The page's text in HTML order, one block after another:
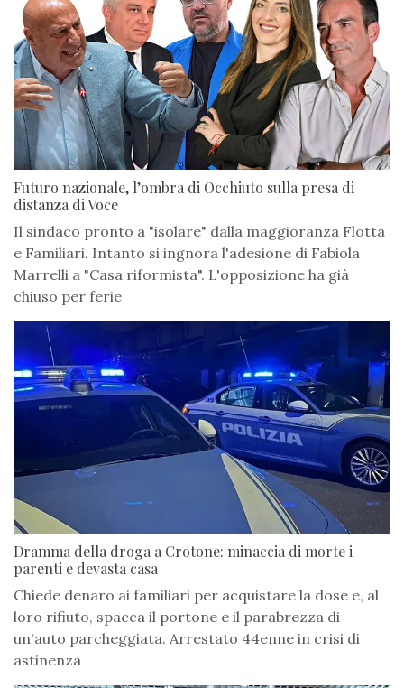
Futuro nazionale, l’ombra di Occhiuto sulla presa di
distanza di Voce
Il sindaco pronto a "isolare" dalla maggioranza Flotta
e Familiari. Intanto si ingnora l'adesione di Fabiola
Marrelli a "Casa riformista". L'opposizione ha già
chiuso per ferie
Dramma della droga a Crotone: minaccia di morte i
parenti e devasta casa
Chiede denaro ai familiari per acquistare la dose e, al
loro rifiuto, spacca il portone e il parabrezza di
un'auto parcheggiata. Arrestato 44enne in crisi di
astinenza